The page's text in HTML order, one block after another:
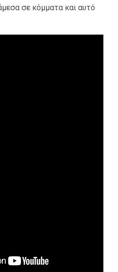
σε κόμματα και αυτό